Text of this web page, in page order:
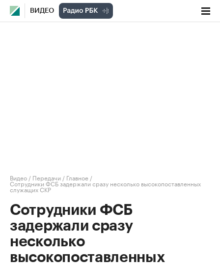
ВИДЕО
Видео / Передачи / Главное /
Сотрудники ФСБ задержали сразу несколько высокопоставленных
служащих СКР
Сотрудники ФСБ
задержали сразу
несколько
высокопоставленных